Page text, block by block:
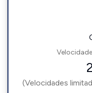
(Velocidades